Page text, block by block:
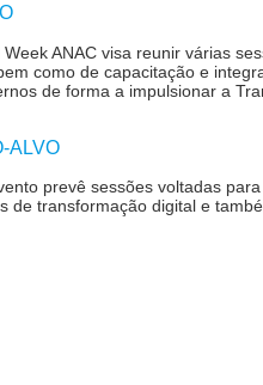
ANAC visa reunir várias
como de capacitação e
de forma a impulsionar a
ALVO
prevê sessões voltadas
de transformação digital e